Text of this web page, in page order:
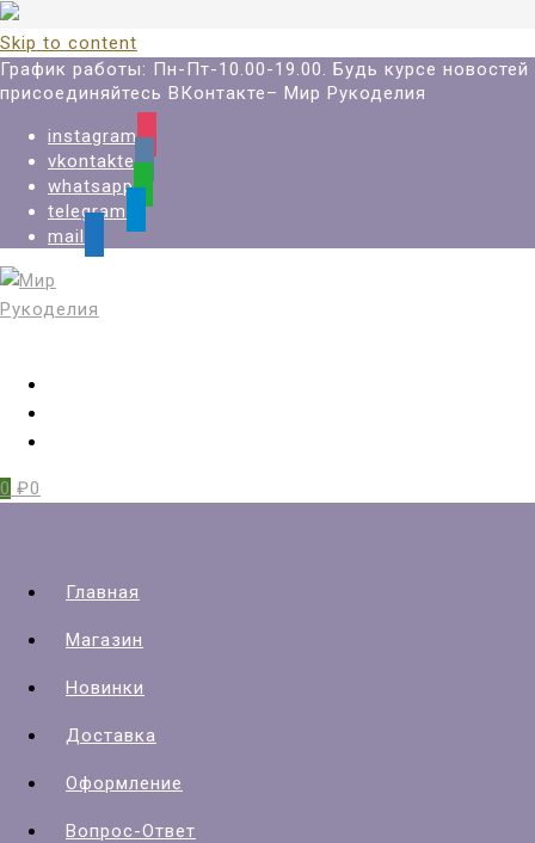
Skip to content
График работы: Пн-Пт-10.00-19.00. Будь курсе новостей
присоединяйтесь ВКонтакте– Мир Рукоделия
instagram
vkontakte
whatsapp
telegram
mail
0 ₽0
Главная
Магазин
Новинки
Доставка
Оформление
Вопрос-Ответ